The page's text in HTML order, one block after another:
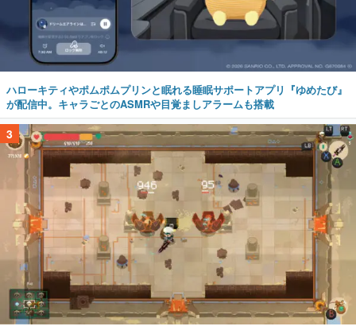
ハローキティやポムポムプリンと眠れる睡眠サポートアプリ『ゆめたび』
が配信中。キャラごとのASMRや目覚ましアラームも搭載
3